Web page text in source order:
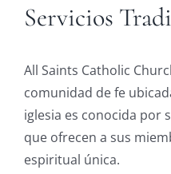
Servicios
All Saints Catholic
comunidad de fe
iglesia es conocida por
que ofrecen a sus
espiritual única.